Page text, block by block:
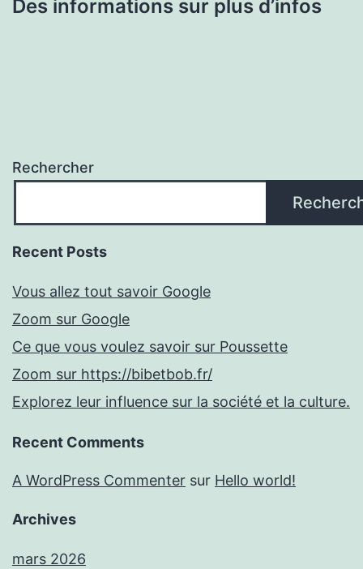
Des informations sur plus d’infos
Rechercher
Recent Posts
Vous allez tout savoir Google
Zoom sur Google
Ce que vous voulez savoir sur Poussette
Zoom sur https://bibetbob.fr/
Explorez leur influence sur la société et la culture.
Recent Comments
A WordPress Commenter sur Hello world!
Archives
mars 2026